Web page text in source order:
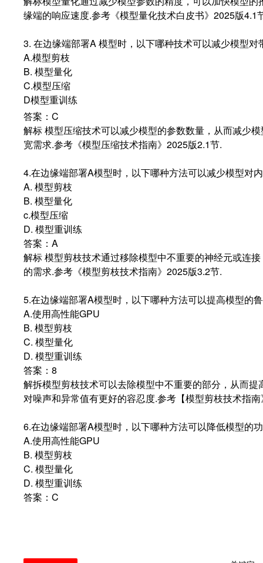
缘端的响应速度.参考《模型量化技术白皮书》2025版4.1
3. 在边缘端部署A 模型时，以下哪种技术可以减少模型对
A.模型剪枝
B. 模型量化
C.模型压缩
D模型重训练
答案：C
解标 模型压缩技术可以减少模型的参数数量，从而减少
宽需求.参考《模型压缩技术指南》2025版2.1节.
4.在边缘端部署A模型时，以下哪种方法可以减少模型对
A. 模型剪枝
B. 模型量化
c.模型压缩
D. 模型重训练
答案：A
解标 模型剪枝技术通过移除模型中不重要的神经元或连
的需求.参考《模型剪枝技术指南》2025版3.2节.
5.在边缘端部署A模型时，以下哪种方法可以提高模型的
A.使用高性能GPU
B. 模型剪枝
C. 模型量化
D. 模型重训练
答案：8
解拆模型剪枝技术可以去除模型中不重要的部分，从而提
对噪声和异常值有更好的容忍度.参考【模型剪枝技术指
6.在边缘端部署A模型时，以下哪种方法可以降低模型的
A.使用高性能GPU
B. 模型剪枝
C. 模型量化
D. 模型重训练
答案：C